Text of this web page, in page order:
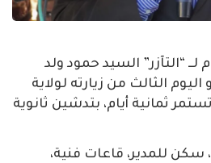
“التآزر” السيد حمود ولد
الثالث من زيارته لولاية
ثمانية أيام، بتدشين ثانوية
18 فصلا، سكن للمدير، قاعات فنية،